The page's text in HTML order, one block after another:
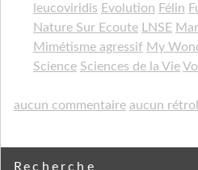
leucoviridis Evolution Félin
Nature Sur Ecoute LNSE
Mimétisme agressif My
Science Sciences de la Vie
aucun commentaire aucun
Recherche